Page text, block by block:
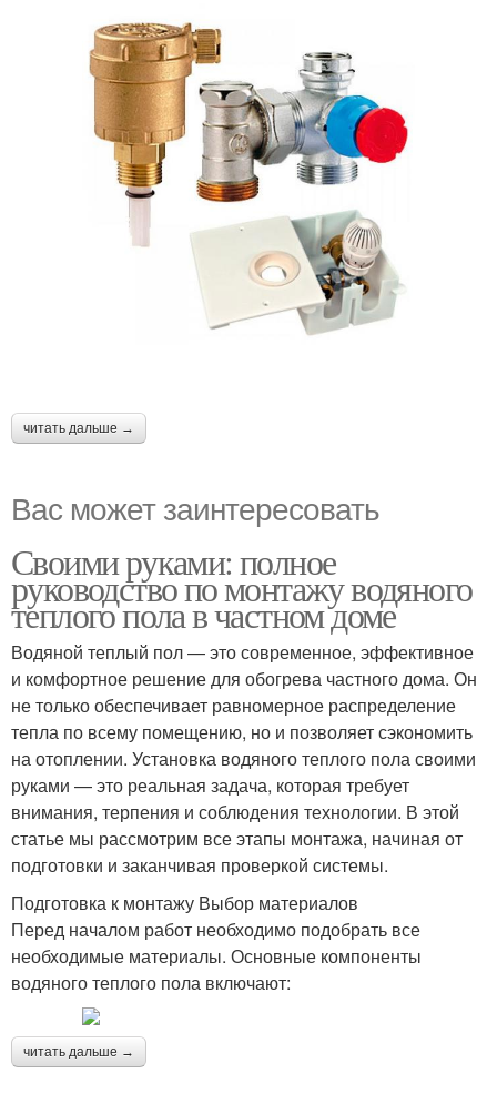
читать дальше →
Вас может заинтересовать
Своими руками: полное
руководство по монтажу водяного
теплого пола в частном доме
Водяной теплый пол — это современное, эффективное
и комфортное решение для обогрева частного дома. Он
не только обеспечивает равномерное распределение
тепла по всему помещению, но и позволяет сэкономить
на отоплении. Установка водяного теплого пола своими
руками — это реальная задача, которая требует
внимания, терпения и соблюдения технологии. В этой
статье мы рассмотрим все этапы монтажа, начиная от
подготовки и заканчивая проверкой системы.
Подготовка к монтажу Выбор материалов
Перед началом работ необходимо подобрать все
необходимые материалы. Основные компоненты
водяного теплого пола включают:
читать дальше →